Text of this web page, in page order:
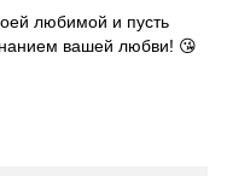
любимой и пусть
вашей любви! 😘